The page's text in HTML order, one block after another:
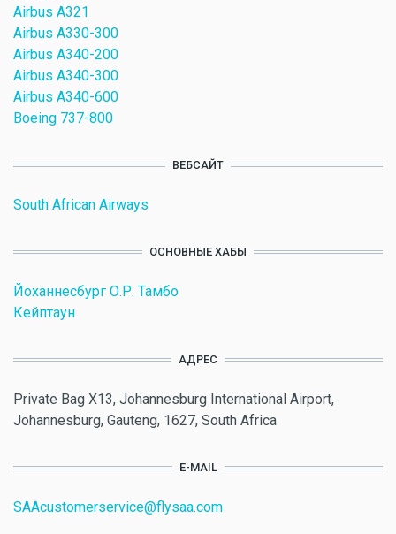
Airbus A321
Airbus A330-300
Airbus A340-200
Airbus A340-300
Airbus A340-600
Boeing 737-800
ВЕБСАЙТ
South African Airways
ОСНОВНЫЕ ХАБЫ
Йоханнесбург О.Р. Тамбо
Кейптаун
АДРЕС
Private Bag X13, Johannesburg International Airport,
Johannesburg, Gauteng, 1627, South Africa
E-MAIL
SAAcustomerservice@flysaa.com